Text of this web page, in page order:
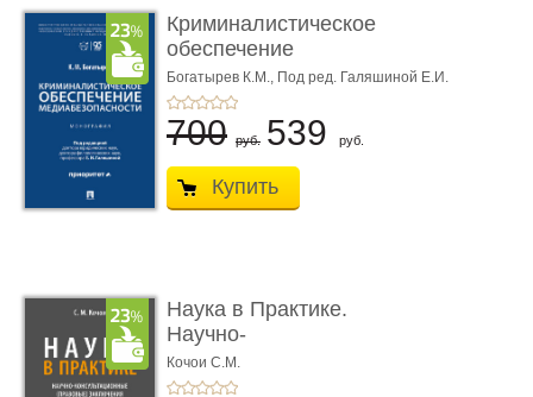
Криминалистическое
обеспечение
медиабезопас� ...
Богатырев К.М., Под ред. Галяшиной Е.И.
700 руб. 539 руб.
Купить
Наука в Практике.
Научно-
консультационные (пра
...
Кочои С.М.